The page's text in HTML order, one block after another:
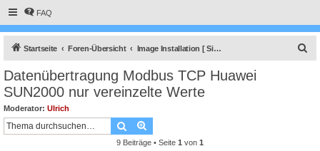
FAQ
Startseite Foren-Übersicht Image Installation [ Single-Regler Version ]
Datenübertragung Modbus TCP Huawei
SUN2000 nur vereinzelte Werte
Moderator: Ulrich
Suche
9 Beiträge • Seite 1 von 1